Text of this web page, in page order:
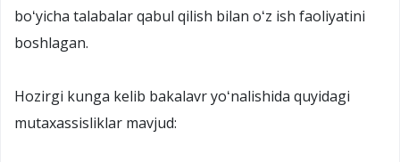
boʻyicha talabalar qabul qilish bilan oʻz ish faoliyatini
boshlagan.
Hozirgi kunga kelib bakalavr yoʻnalishida quyidagi
mutaxassisliklar mavjud: